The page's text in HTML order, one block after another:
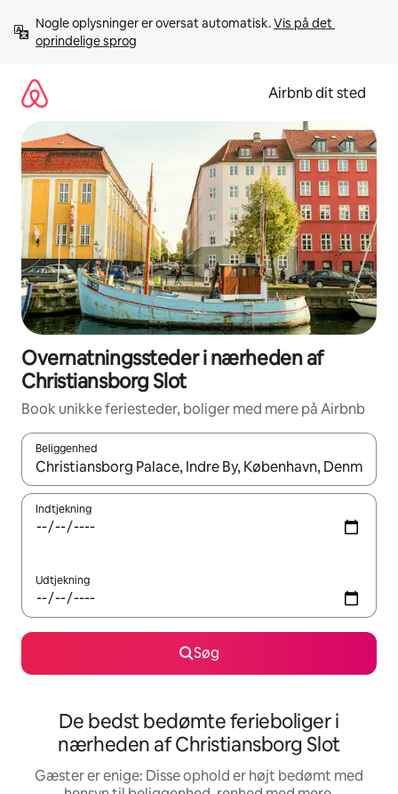
videre
Nogle oplysninger er oversat automatisk. Vis på det
oprindelige sprog
Airbnb dit sted
Overnatningssteder i nærheden af
Christiansborg Slot
Book unikke feriesteder, boliger med mere på Airbnb
Beliggenhed
Når resultaterne er tilgængelige, skal du navigere med
Indtjekning
Udtjekning
Søg
De bedst bedømte ferieboliger i
nærheden af Christiansborg Slot
Gæster er enige: Disse ophold er højt bedømt med